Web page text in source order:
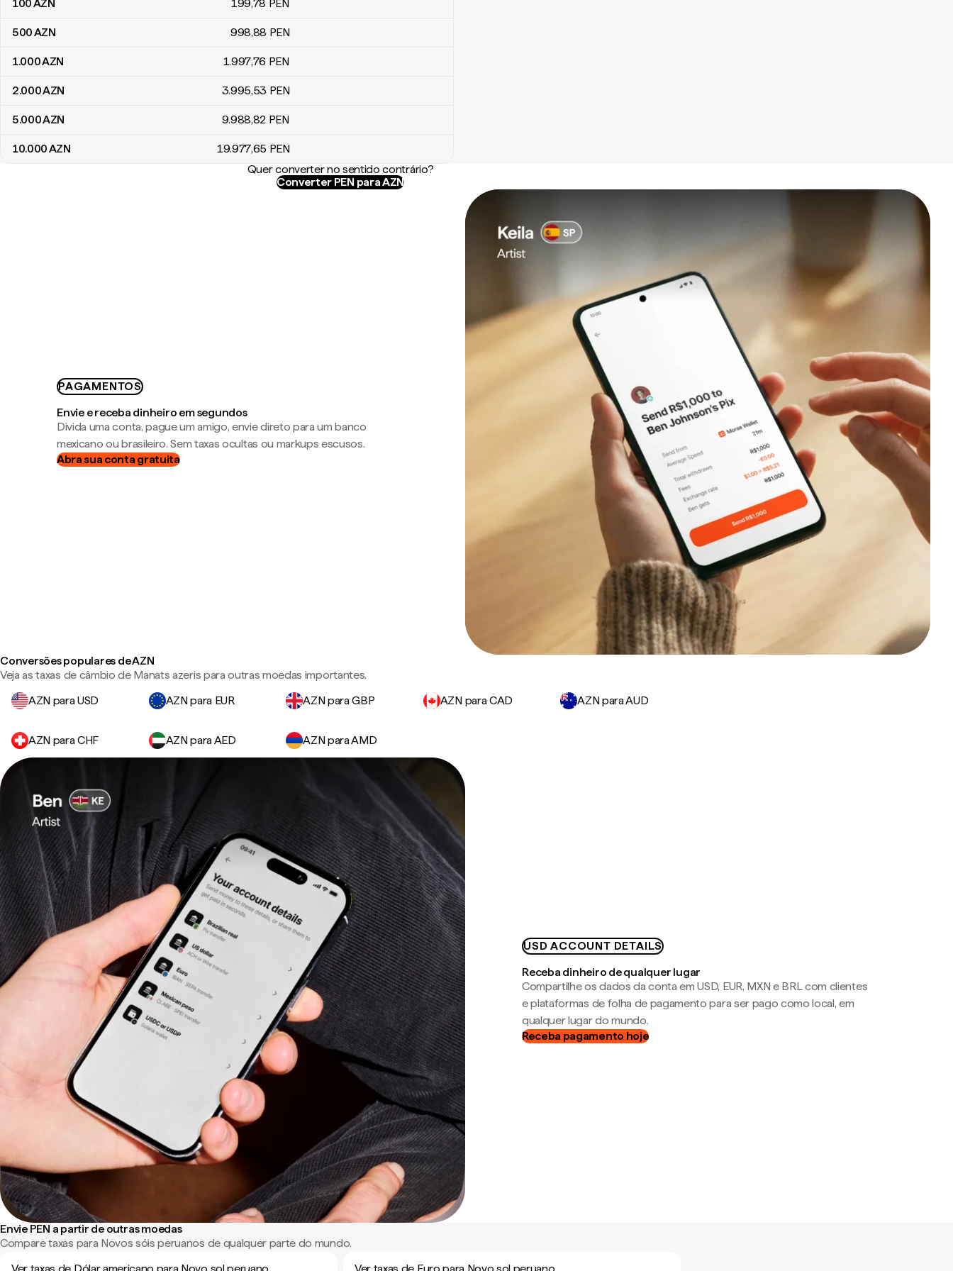
100AZN 199,78 PEN
500AZN 998,88 PEN
1.000AZN 1.997,76 PEN
2.000AZN 3.995,53 PEN
5.000AZN 9.988,82 PEN
10.000AZN 19.977,65 PEN
Quer converter no sentido contrário?
Converter PEN para AZN
PAGAMENTOS
Envie e receba dinheiro em segundos
Divida uma conta, pague um amigo, envie direto para um banco
mexicano ou brasileiro. Sem taxas ocultas ou markups escusos.
Abra sua conta gratuita
Conversões populares de AZN
Veja as taxas de câmbio de Manats azeris para outras moedas importantes.
AZN para USD
AZN para EUR AZN para GBP AZN para CAD AZN para AUD
AZN para CHF AZN para AED AZN para AMD
USD ACCOUNT DETAILS
Receba dinheiro de qualquer lugar
Compartilhe os dados da conta em USD, EUR, MXN e BRL com clientes
e plataformas de folha de pagamento para ser pago como local, em
qualquer lugar do mundo.
Receba pagamento hoje
Envie PEN a partir de outras moedas
Compare taxas para Novos sóis peruanos de qualquer parte do mundo.